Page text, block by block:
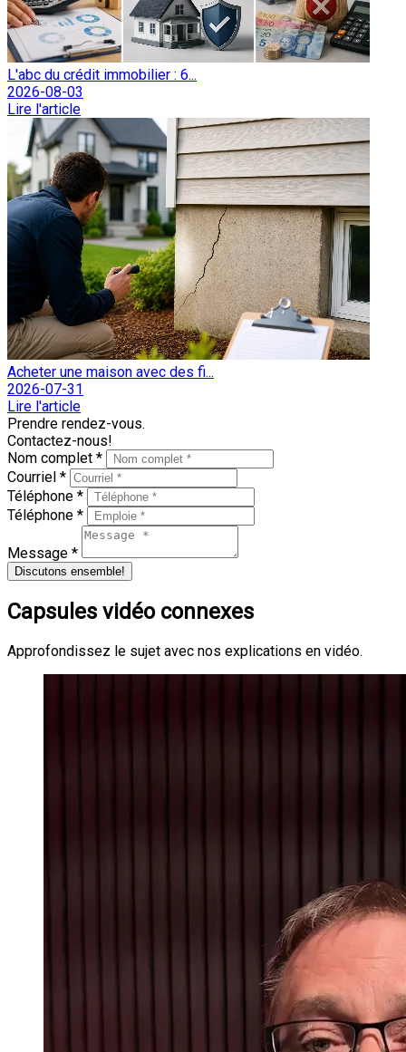
L'abc du crédit immobilier : 6...
2026-08-03
Lire l'article
Acheter une maison avec des fi...
2026-07-31
Lire l'article
Prendre rendez-vous.
Contactez-nous!
Nom complet *
Courriel *
Téléphone *
Téléphone *
Message *
Discutons ensemble!
Capsules vidéo connexes
Approfondissez le sujet avec nos explications en vidéo.